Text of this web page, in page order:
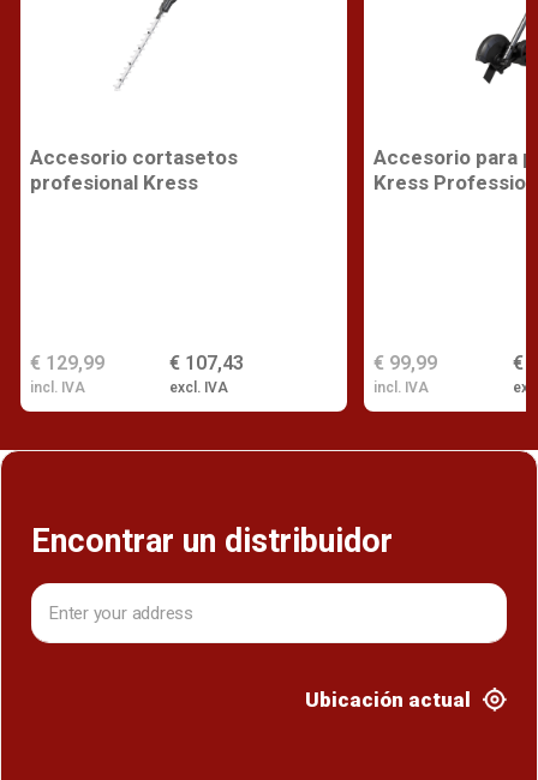
Accesorio cortasetos
profesional Kress
€ 107,43
excl. IVA
€ 129,99
incl. IVA
Accesorio para
Kress
€
€ 99,99
incl. IVA
Encontrar un distribuidor
Ubicación actual